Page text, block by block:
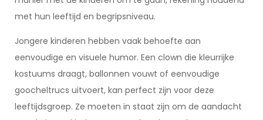
met hun leeftijd en begripsniveau.
Jongere kinderen hebben vaak behoefte aan
eenvoudige en visuele humor. Een clown die kleurrijke
kostuums draagt, ballonnen vouwt of eenvoudige
goocheltrucs uitvoert, kan perfect zijn voor deze
leeftijdsgroep. Ze moeten in staat zijn om de aandacht